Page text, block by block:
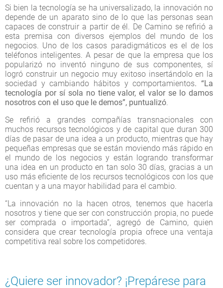
Si bien la tecnología se ha universalizado, la innovación no
depende de un aparato sino de lo que las personas sean
capaces de construir a partir de él. De Camino se refirió a
esta premisa con diversos ejemplos del mundo de los
negocios. Uno de los casos paradigmáticos es el de los
teléfonos inteligentes. A pesar de que la empresa que los
popularizó no inventó ninguno de sus componentes, sí
logró construir un negocio muy exitoso insertándolo en la
sociedad y cambiando hábitos y comportamientos. “La
tecnología por sí sola no tiene valor, el valor se lo damos
nosotros con el uso que le demos”, puntualizó.
Se refirió a grandes compañías transnacionales con
muchos recursos tecnológicos y de capital que duran 300
días de pasar de una idea a un producto, mientras que hay
pequeñas empresas que se están moviendo más rápido en
el mundo de los negocios y están logrando transformar
una idea en un producto en tan solo 30 días, gracias a un
uso más eficiente de los recursos tecnológicos con los que
cuentan y a una mayor habilidad para el cambio.
“La innovación no la hacen otros, tenemos que hacerla
nosotros y tiene que ser con construcción propia, no puede
ser comprada o importada”, agregó de Camino, quien
considera que crear tecnología propia ofrece una ventaja
competitiva real sobre los competidores.
¿Quiere ser innovador? ¡Prepárese para